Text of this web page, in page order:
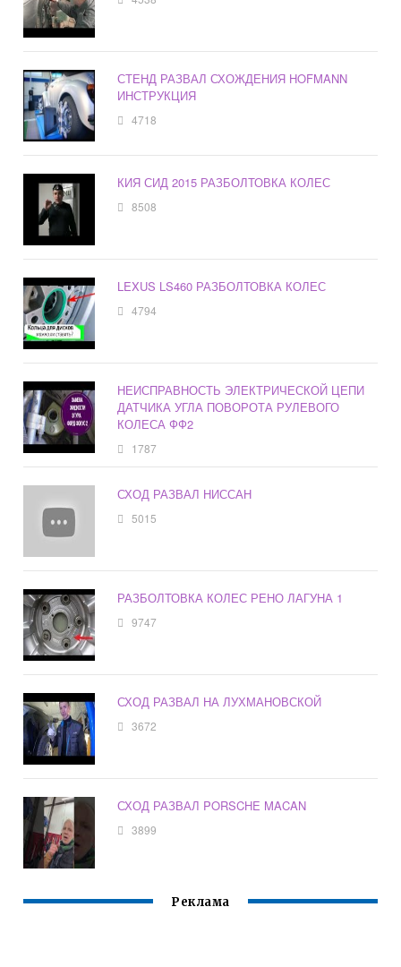
СТЕНД РАЗВАЛ СХОЖДЕНИЯ HOFMANN
ИНСТРУКЦИЯ
4718
КИЯ СИД 2015 РАЗБОЛТОВКА КОЛЕС
8508
LEXUS LS460 РАЗБОЛТОВКА КОЛЕС
4794
НЕИСПРАВНОСТЬ ЭЛЕКТРИЧЕСКОЙ ЦЕПИ
ДАТЧИКА УГЛА ПОВОРОТА РУЛЕВОГО
КОЛЕСА ФФ2
1787
СХОД РАЗВАЛ НИССАН
5015
РАЗБОЛТОВКА КОЛЕС РЕНО ЛАГУНА 1
9747
СХОД РАЗВАЛ НА ЛУХМАНОВСКОЙ
3672
СХОД РАЗВАЛ PORSCHE MACAN
3899
Реклама